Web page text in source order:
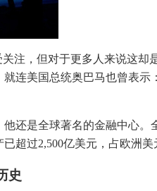
注，但对于更多人来说这却
连美国总统奥巴马也曾表示
还是全球著名的金融中心。
超过2,500亿美元，占欧洲美
史